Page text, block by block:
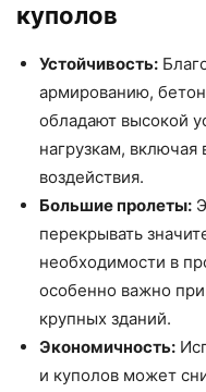
куполов
Устойчивость:
армированию,
обладают высокой
нагрузкам, включая
воздействия.
Большие пролеты:
перекрывать
необходимости в
особенно важно
крупных зданий.
Экономичность:
и куполов может